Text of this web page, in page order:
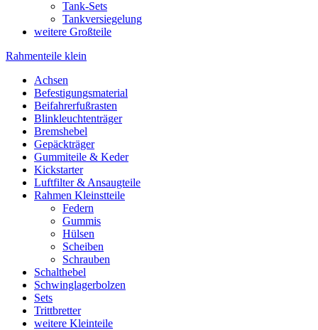
Tank-Sets
Tankversiegelung
weitere Großteile
Rahmenteile klein
Achsen
Befestigungsmaterial
Beifahrerfußrasten
Blinkleuchtenträger
Bremshebel
Gepäckträger
Gummiteile & Keder
Kickstarter
Luftfilter & Ansaugteile
Rahmen Kleinstteile
Federn
Gummis
Hülsen
Scheiben
Schrauben
Schalthebel
Schwinglagerbolzen
Sets
Trittbretter
weitere Kleinteile